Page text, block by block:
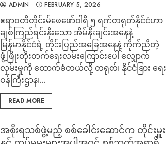
ADMIN FEBRUARY 5, 2026
ဧရာဝတီတိုင်းမ်ဖေဖော်ဝါရီ ၅ ရက်တရုတ်နိုင်ငံဟာ
ချစ်ကြည်ရင်းနှီးသော အိမ်နီးချင်းအနေနဲ့
မြန်မာနိုင်ငံရဲ့ တိုင်းပြည်အခြေအနေနဲ့ ကိုက်ညီတဲ့
ဖွံ့ဖြိုးတိုးတက်ရေးလမ်းကြောင်းပေါ် လျှောက်
လှမ်းမှုကို ထောက်ခံတယ်လို့ တရုတ်၊ နိုင်ငံခြား ရေး
ဝန်ကြီးဌာန၊...
READ MORE
အစိုးရသစ်ဖွဲ့မည့် စစ်ခေါင်းဆောင်က တိုင်းမှူး